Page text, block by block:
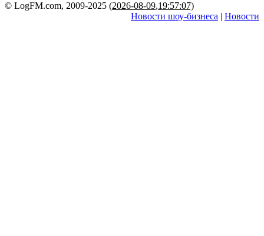
© LogFM.com, 2009-2025 (2026-08-09,19:57:07)
Новости шоу-бизнеса | Новости